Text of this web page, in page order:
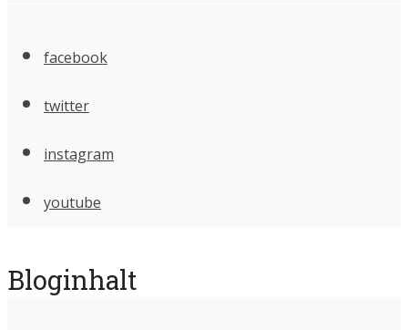
facebook
twitter
instagram
youtube
Bloginhalt